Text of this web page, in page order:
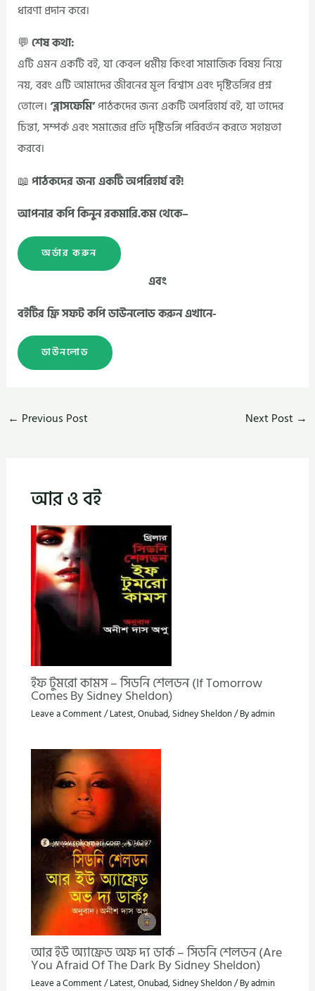
ধারণা প্রদান করে।
💬শেষ কথা:
এটি এমন একটি বই, যা কেবল ধর্মীয় কিংবা সামাজিক বিষয় নিয়ে
নয়, বরং এটি আমাদের জীবনের মূল বিশ্বাস এবং দৃষ্টিভঙ্গির প্রশ্ন
তোলে।‘ব্লাসফেমি’পাঠকদের জন্য একটি অপরিহার্য বই, যা তাদের
চিন্তা, সম্পর্ক এবং সমাজের প্রতি দৃষ্টিভঙ্গি পরিবর্তন করতে সহায়তা
করবে।
📖পাঠকদের জন্য একটি অপরিহার্য বই!
আপনার কপি কিনুন রকমারি.কম থেকে–
অর্ডার করুন
এবং
বইটির ফ্রি সফট কপি ডাউনলোড করুন এখানে-
ডাউনলোড
← Previous Post Next Post →
আর ও বই
ইফ টুমরো কামস – সিডনি শেলডন (If Tomorrow
Comes By Sidney Sheldon)
Leave a Comment/Latest,Onubad, Sidney Sheldon/ Byadmin
আর ইউ অ্যাফ্রেড অফ দ্য ডার্ক – সিডনি শেলডন (Are
You Afraid Of The Dark By Sidney Sheldon)
Leave a Comment/Latest,Onubad, Sidney Sheldon/ Byadmin